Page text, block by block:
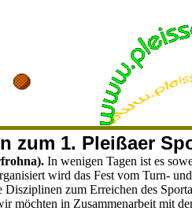
zum 1. Pleißaer
In wenigen Tagen ist es
wird das Fest vom Turn-
Disziplinen zum Erreichen des
möchten in Zusammenarbeit mit